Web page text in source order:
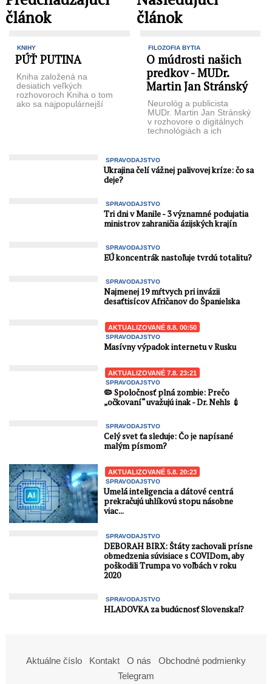
článok
KNIHY
PÚŤ PUTINA
Kniha založená na
desiatich veľkých
rozhovoroch Kniha o tom
ako sa najpopulárnejší
článok
FILOZOFIA BYTIA
O múdrosti našich
predkov - MUDr.
Martin Jan Stránský
Neurológ a publicista
MUDr. Martin Jan Stránský
v rozhovore o digitálnych
technológiách a ich
SPRAVODAJSTVO
Ukrajina čelí vážnej palivovej kríze: čo sa
deje?
SPRAVODAJSTVO
Tri dni v Manile - 3 významné podujatia
ministrov zahraničia ázijských krajín
SPRAVODAJSTVO
EÚ koncentrák nastoľuje tvrdú totalitu?
SPRAVODAJSTVO
Najmenej 19 mŕtvych pri invázii
desaťtisícov Afričanov do Španielska
AKTUALIZOVANÉ 8.8. 00:50
SPRAVODAJSTVO
Masívny výpadok internetu v Rusku
AKTUALIZOVANÉ 7.8. 23:21
SPRAVODAJSTVO
🦠 Spoločnosť plná zombie: Prečo
„očkovaní“ uvažujú inak - Dr. Nehls 💉
SPRAVODAJSTVO
Celý svet ťa sleduje: Čo je napísané
malým písmom?
AKTUALIZOVANÉ 5.8. 20:23
SPRAVODAJSTVO
Umelá inteligencia a dátové centrá
prekračujú uhlíkovú stopu násobne
viac...
SPRAVODAJSTVO
DEBORAH BIRX: Štáty zachovali prísne
obmedzenia súvisiace s COVIDom, aby
poškodili Trumpa vo voľbách v roku
2020
SPRAVODAJSTVO
HLADOVKA za budúcnosť Slovenska⁉️
Aktuálne číslo Kontakt O nás
Obchodné podmienky
Telegram